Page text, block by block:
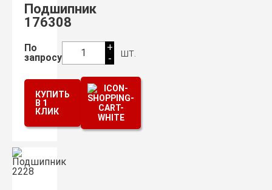
Подшипник
176308
По
запросу
1
+
-
шт.
КУПИТЬ
В 1
КЛИК